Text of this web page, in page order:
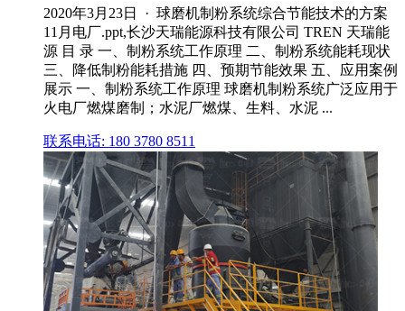
2020年3月23日 · 球磨机制粉系统综合节能技术的方案
11月电厂.ppt,长沙天瑞能源科技有限公司 TREN 天瑞能
源 目 录 一、制粉系统工作原理 二、制粉系统能耗现状
三、降低制粉能耗措施 四、预期节能效果 五、应用案例
展示 一、制粉系统工作原理 球磨机制粉系统广泛应用于
火电厂燃煤磨制；水泥厂燃煤、生料、水泥 ...
联系电话: 180 3780 8511